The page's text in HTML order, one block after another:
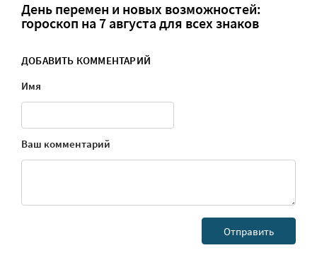
День перемен и новых возможностей:
гороскоп на 7 августа для всех знаков
ДОБАВИТЬ КОММЕНТАРИЙ
Имя
Ваш комментарий